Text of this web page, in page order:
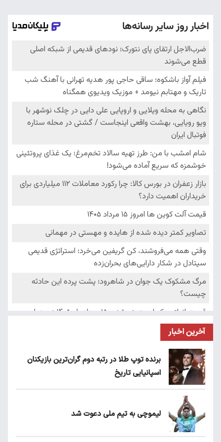
آخرین اخبار
برنده توپ طلا در رتبه دوم گران‌ترین بازیکنان
اسپانیایی تاریخ
لیموچی به تیم ملی دعوت شد